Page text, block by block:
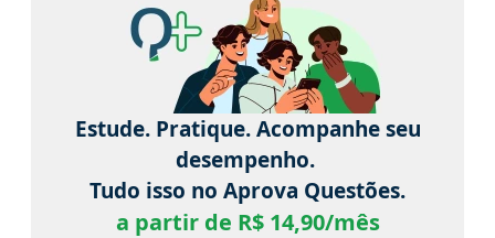
Estude. Pratique. Acompanhe seu
desempenho.
Tudo isso no Aprova Questões.
a partir de R$ 14,90/mês